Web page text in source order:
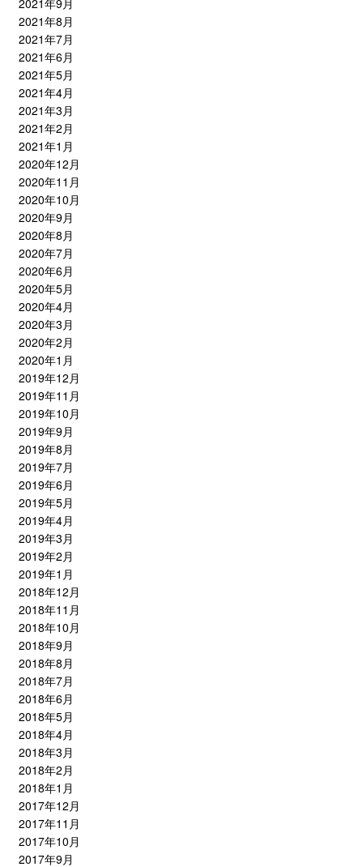
2021年9月
2021年8月
2021年7月
2021年6月
2021年5月
2021年4月
2021年3月
2021年2月
2021年1月
2020年12月
2020年11月
2020年10月
2020年9月
2020年8月
2020年7月
2020年6月
2020年5月
2020年4月
2020年3月
2020年2月
2020年1月
2019年12月
2019年11月
2019年10月
2019年9月
2019年8月
2019年7月
2019年6月
2019年5月
2019年4月
2019年3月
2019年2月
2019年1月
2018年12月
2018年11月
2018年10月
2018年9月
2018年8月
2018年7月
2018年6月
2018年5月
2018年4月
2018年3月
2018年2月
2018年1月
2017年12月
2017年11月
2017年10月
2017年9月